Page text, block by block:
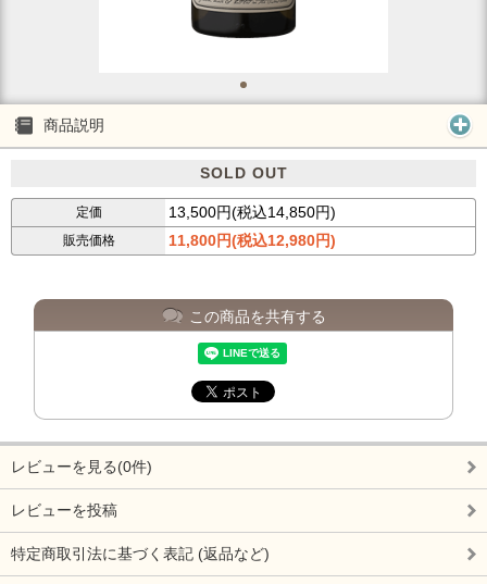
商品説明
SOLD OUT
定価 13,500円(税込14,850円)
販売価格 11,800円(税込12,980円)
この商品を共有する
レビューを見る(0件)
レビューを投稿
特定商取引法に基づく表記 (返品など)